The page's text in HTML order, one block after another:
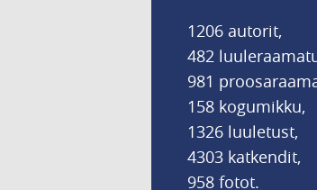
1206 autorit,
482
981
158 kogumikku,
1326 luuletust,
4303 katkendit,
958 fotot.